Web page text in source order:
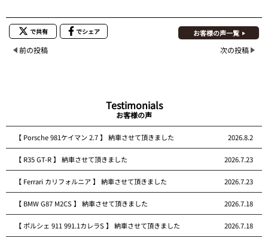
で共有 でシェア お客様の声一覧
前の投稿 次の投稿
Testimonials
お客様の声
【 Porsche 981ケイマン 2.7 】 納車させて頂きました 2026.8.2
【 R35 GT-R 】 納車させて頂きました 2026.7.23
【 Ferrari カリフォルニア 】 納車させて頂きました 2026.7.23
【 BMW G87 M2CS 】 納車させて頂きました 2026.7.18
【 ポルシェ 911 991.1カレラS 】 納車させて頂きました 2026.7.18